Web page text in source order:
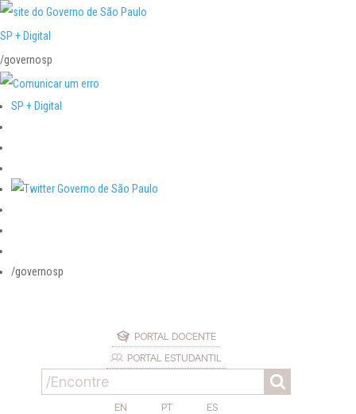
SP + Digital
/governosp
SP + Digital
/governosp
PORTAL DOCENTE
PORTAL ESTUDANTIL
EN PT ES